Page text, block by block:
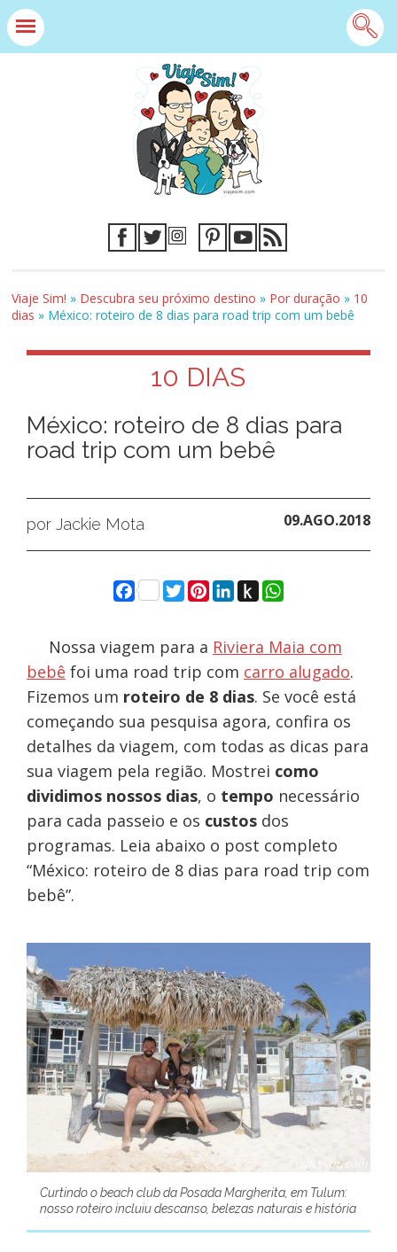
Viaje Sim! » Descubra seu próximo destino » Por duração » 10
dias » México: roteiro de 8 dias para road trip com um bebê
10 DIAS
México: roteiro de 8 dias para
road trip com um bebê
por Jackie Mota 09.AGO.2018
Facebook
Twitter
Pinterest
LinkedIn
Push
to
WhatsApp
Nossa viagem para a Riviera Maia com
bebê foi uma road trip com carro alugado.
Fizemos um roteiro de 8 dias. Se você está
começando sua pesquisa agora, confira os
detalhes da viagem, com todas as dicas para
sua viagem pela região. Mostrei como
dividimos nossos dias, o tempo necessário
para cada passeio e os custosdos
programas. Leia abaixo o post completo
“México: roteiro de 8 dias para road trip com
bebê”.
Curtindo o beach club da Posada Margherita, em Tulum:
nosso roteiro incluiu descanso, belezas naturais e história